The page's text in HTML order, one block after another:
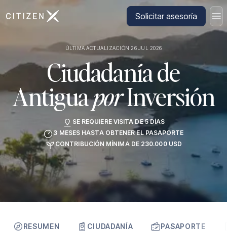
Ir a la página principal de CitizenX Solicitar asesoría
ÚLTIMA ACTUALIZACIÓN 26 JUL 2026
Ciudadanía de
AntiguaporInversión
SE REQUIERE VISITA DE 5 DÍAS
3 MESES HASTA OBTENER EL PASAPORTE
CONTRIBUCIÓN MÍNIMA DE 230.000 USD
RESUMEN CIUDADANÍA PASAPORTE